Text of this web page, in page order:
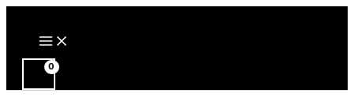
Main
Menu